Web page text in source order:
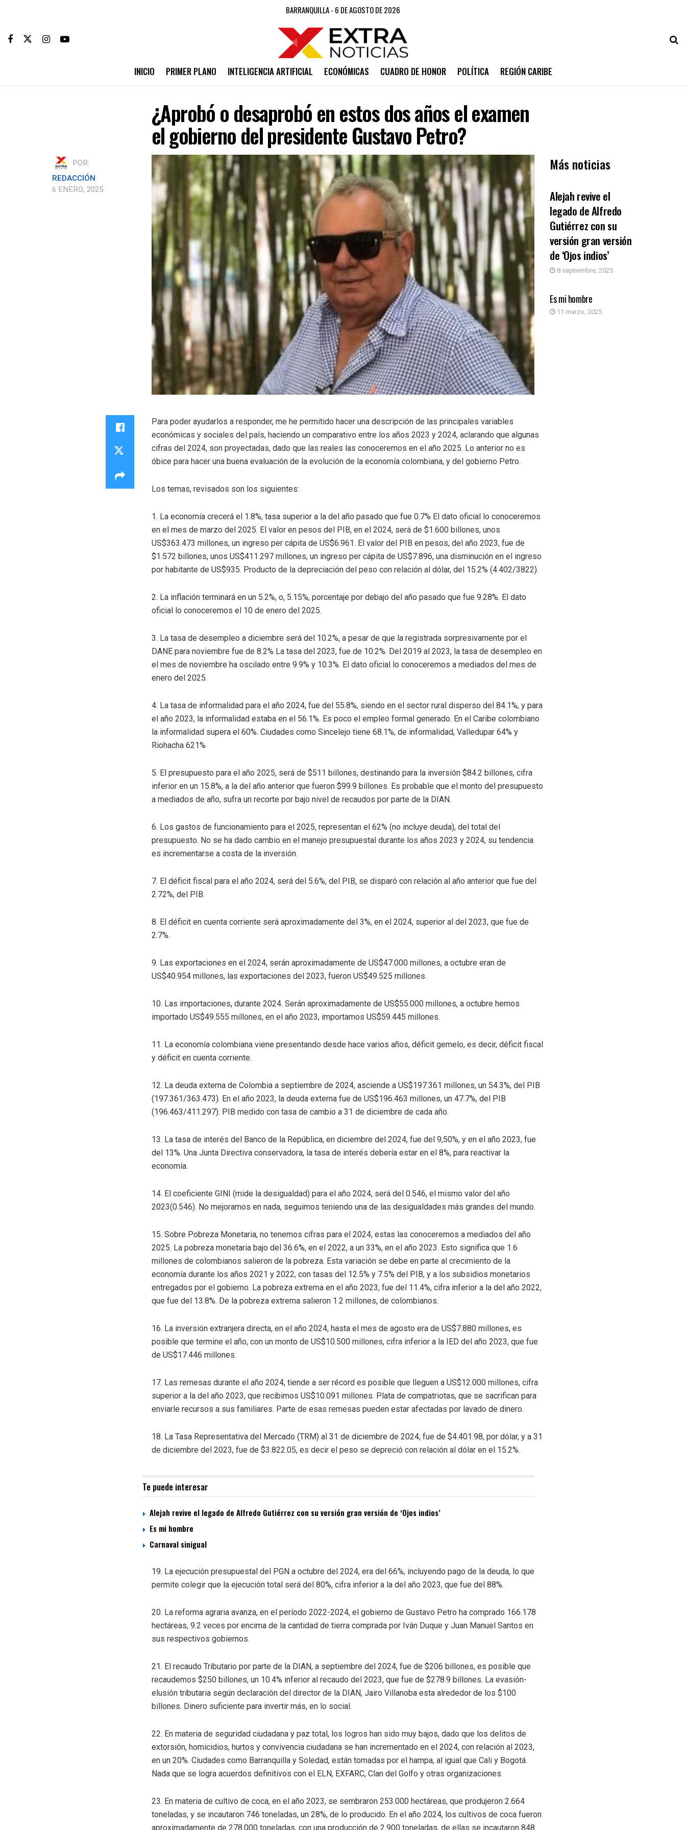
BARRANQUILLA - 6 DE AGOSTO DE 2026
INICIO PRIMER PLANO INTELIGENCIA ARTIFICIAL ECONÓMICAS CUADRO DE HONOR POLÍTICA REGIÓN CARIBE
¿Aprobó o desaprobó en estos dos años el examen
el gobierno del presidente Gustavo Petro?
POR:
REDACCIÓN
6 ENERO, 2025
Más noticias
OPINIÓN
Alejah revive el
legado de Alfredo
Gutiérrez con su
versión gran versión
de ‘Ojos indios’
8 septiembre, 2025
OPINIÓN
Es mi hombre
11 marzo, 2025
Para poder ayudarlos a responder, me he permitido hacer una descripción de las principales variables
económicas y sociales del país, haciendo un comparativo entre los años 2023 y 2024, aclarando que algunas
cifras del 2024, son proyectadas, dado que las reales las conoceremos en el año 2025. Lo anterior no es
óbice para hacer una buena evaluación de la evolución de la economía colombiana, y del gobierno Petro.
Los temas, revisados son los siguientes:
1. La economía crecerá el 1.8%, tasa superior a la del año pasado que fue 0.7% El dato oficial lo conoceremos
en el mes de marzo del 2025. El valor en pesos del PIB, en el 2024, será de $1.600 billones, unos
US$363.473 millones, un ingreso per cápita de US$6.961. El valor del PIB en pesos, del año 2023, fue de
$1.572 billones, unos US$411.297 millones, un ingreso per cápita de US$7.896, una disminución en el ingreso
por habitante de US$935. Producto de la depreciación del peso con relación al dólar, del 15.2% (4.402/3822).
2. La inflación terminará en un 5.2%, o, 5.15%, porcentaje por debajo del año pasado que fue 9.28%. El dato
oficial lo conoceremos el 10 de enero del 2025.
3. La tasa de desempleo a diciembre será del 10.2%, a pesar de que la registrada sorpresivamente por el
DANE para noviembre fue de 8.2% La tasa del 2023, fue de 10.2%. Del 2019 al 2023, la tasa de desempleo en
el mes de noviembre ha oscilado entre 9.9% y 10.3%. El dato oficial lo conoceremos a mediados del mes de
enero del 2025.
4. La tasa de informalidad para el año 2024, fue del 55.8%, siendo en el sector rural disperso del 84.1%, y para
el año 2023, la informalidad estaba en el 56.1%. Es poco el empleo formal generado. En el Caribe colombiano
la informalidad supera el 60%. Ciudades como Sincelejo tiene 68.1%, de informalidad, Valledupar 64% y
Riohacha 621%
5. El presupuesto para el año 2025, será de $511 billones, destinando para la inversión $84.2 billones, cifra
inferior en un 15.8%, a la del año anterior que fueron $99.9 billones. Es probable que el monto del presupuesto
a mediados de año, sufra un recorte por bajo nivel de recaudos por parte de la DIAN.
6. Los gastos de funcionamiento para el 2025, representan el 62% (no incluye deuda), del total del
presupuesto. No se ha dado cambio en el manejo presupuestal durante los años 2023 y 2024, su tendencia
es incrementarse a costa de la inversión.
7. El déficit fiscal para el año 2024, será del 5.6%, del PIB, se disparó con relación al año anterior que fue del
2.72%, del PIB.
8. El déficit en cuenta corriente será aproximadamente del 3%, en el 2024, superior al del 2023, que fue de
2.7%.
9. Las exportaciones en el 2024, serán aproximadamente de US$47.000 millones, a octubre eran de
US$40.954 millones, las exportaciones del 2023, fueron US$49.525 millones.
10. Las importaciones, durante 2024. Serán aproximadamente de US$55.000 millones, a octubre hemos
importado US$49.555 millones, en el año 2023, importamos US$59.445 millones.
11. La economía colombiana viene presentando desde hace varios años, déficit gemelo, es decir, déficit fiscal
y déficit en cuenta corriente.
12. La deuda externa de Colombia a septiembre de 2024, asciende a US$197.361 millones, un 54.3%, del PIB
(197.361/363.473). En el año 2023, la deuda externa fue de US$196.463 millones, un 47.7%, del PIB
(196.463/411.297). PIB medido con tasa de cambio a 31 de diciembre de cada año.
13. La tasa de interés del Banco de la República, en diciembre del 2024, fue del 9,50%, y en el año 2023, fue
del 13%. Una Junta Directiva conservadora, la tasa de interés debería estar en el 8%, para reactivar la
economía.
14. El coeficiente GINI (mide la desigualdad) para el año 2024, será del 0.546, el mismo valor del año
2023(0.546). No mejoramos en nada, seguimos teniendo una de las desigualdades más grandes del mundo.
15. Sobre Pobreza Monetaria, no tenemos cifras para el 2024, estas las conoceremos a mediados del año
2025. La pobreza monetaria bajo del 36.6%, en el 2022, a un 33%, en el año 2023. Esto significa que 1.6
millones de colombianos salieron de la pobreza. Esta variación se debe en parte al crecimiento de la
economía durante los años 2021 y 2022, con tasas del 12.5% y 7.5% del PIB, y a los subsidios monetarios
entregados por el gobierno. La pobreza extrema en el año 2023, fue del 11.4%, cifra inferior a la del año 2022,
que fue del 13.8%. De la pobreza extrema salieron 1.2 millones, de colombianos.
16. La inversión extranjera directa, en el año 2024, hasta el mes de agosto era de US$7.880 millones, es
posible que termine el año, con un monto de US$10.500 millones, cifra inferior a la IED del año 2023, que fue
de US$17.446 millones.
17. Las remesas durante el año 2024, tiende a ser récord es posible que lleguen a US$12.000 millones, cifra
superior a la del año 2023, que recibimos US$10.091 millones. Plata de compatriotas, que se sacrifican para
enviarle recursos a sus familiares. Parte de esas remesas pueden estar afectadas por lavado de dinero.
18. La Tasa Representativa del Mercado (TRM) al 31 de diciembre de 2024, fue de $4.401.98, por dólar, y a 31
de diciembre del 2023, fue de $3.822.05, es decir el peso se depreció con relación al dólar en el 15.2%.
Te puede interesar
Alejah revive el legado de Alfredo Gutiérrez con su versión gran versión de ‘Ojos indios’
Es mi hombre
Carnaval sinigual
19. La ejecución presupuestal del PGN a octubre del 2024, era del 66%, incluyendo pago de la deuda, lo que
permite colegir que la ejecución total será del 80%, cifra inferior a la del año 2023, que fue del 88%.
20. La reforma agraria avanza, en el período 2022-2024, el gobierno de Gustavo Petro ha comprado 166.178
hectáreas, 9.2 veces por encima de la cantidad de tierra comprada por Iván Duque y Juan Manuel Santos en
sus respectivos gobiernos.
21. El recaudo Tributario por parte de la DIAN, a septiembre del 2024, fue de $206 billones, es posible que
recaudemos $250 billones, un 10.4% inferior al recaudo del 2023, que fue de $278.9 billones. La evasión-
elusión tributaria según declaración del director de la DIAN, Jairo Villanoba esta alrededor de los $100
billones. Dinero suficiente para invertir más, en lo social.
22. En materia de seguridad ciudadana y paz total, los logros han sido muy bajos, dado que los delitos de
extorsión, homicidios, hurtos y convivencia ciudadana se han incrementado en el 2024, con relación al 2023,
en un 20%. Ciudades como Barranquilla y Soledad, están tomadas por el hampa, al igual que Cali y Bogotá.
Nada que se logra acuerdos definitivos con el ELN, EXFARC, Clan del Golfo y otras organizaciones.
23. En materia de cultivo de coca, en el año 2023, se sembraron 253.000 hectáreas, que produjeron 2.664
toneladas, y se incautaron 746 toneladas, un 28%, de lo producido. En el año 2024, los cultivos de coca fueron
aproximadamente de 278.000 toneladas, con una producción de 2.900 toneladas, de ellas se incautaron 848